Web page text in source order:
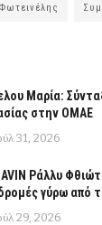
Μαρία:
στην ΟΜΑΕ
31, 2026
Ράλλυ
γύρω από
29, 2026